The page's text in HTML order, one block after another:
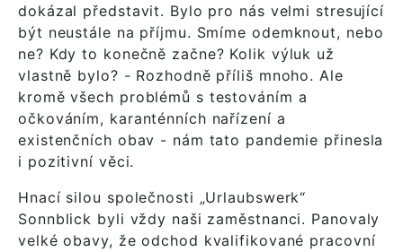
dokázal představit. Bylo pro nás velmi stresující
být neustále na příjmu. Smíme odemknout, nebo
ne? Kdy to konečně začne? Kolik výluk už
vlastně bylo? - Rozhodně příliš mnoho. Ale
kromě všech problémů s testováním a
očkováním, karanténních nařízení a
existenčních obav - nám tato pandemie přinesla
i pozitivní věci.
Hnací silou společnosti „Urlaubswerk“
Sonnblick byli vždy naši zaměstnanci. Panovaly
velké obavy, že odchod kvalifikované pracovní